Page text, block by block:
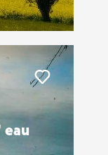
eau
Liker